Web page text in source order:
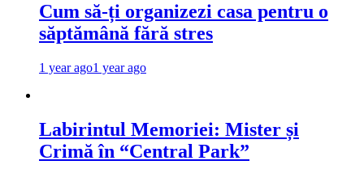
Cum să-ți organizezi casa pentru o
săptămână fără stres
1 year ago1 year ago
Labirintul Memoriei: Mister și
Crimă în “Central Park”